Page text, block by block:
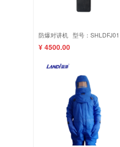
防爆对讲机 型号：SHLDFJ01
¥ 4500.00